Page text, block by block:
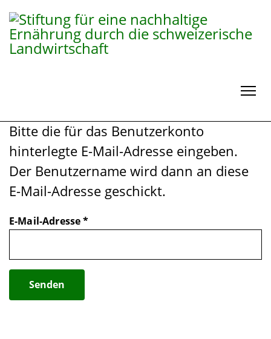
Bitte die für das Benutzerkonto
hinterlegte E-Mail-Adresse eingeben.
Der Benutzername wird dann an diese
E-Mail-Adresse geschickt.
E-Mail-Adresse*
Senden